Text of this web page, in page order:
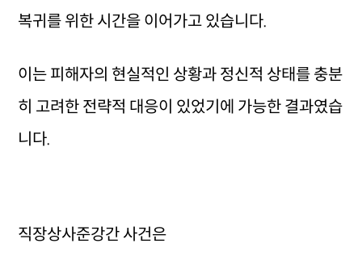
복귀를 위한 시간을 이어가고 있습니다.
이는 피해자의 현실적인 상황과 정신적 상태를 충분
히 고려한 전략적 대응이 있었기에 가능한 결과였습
니다.
직장상사준강간 사건은